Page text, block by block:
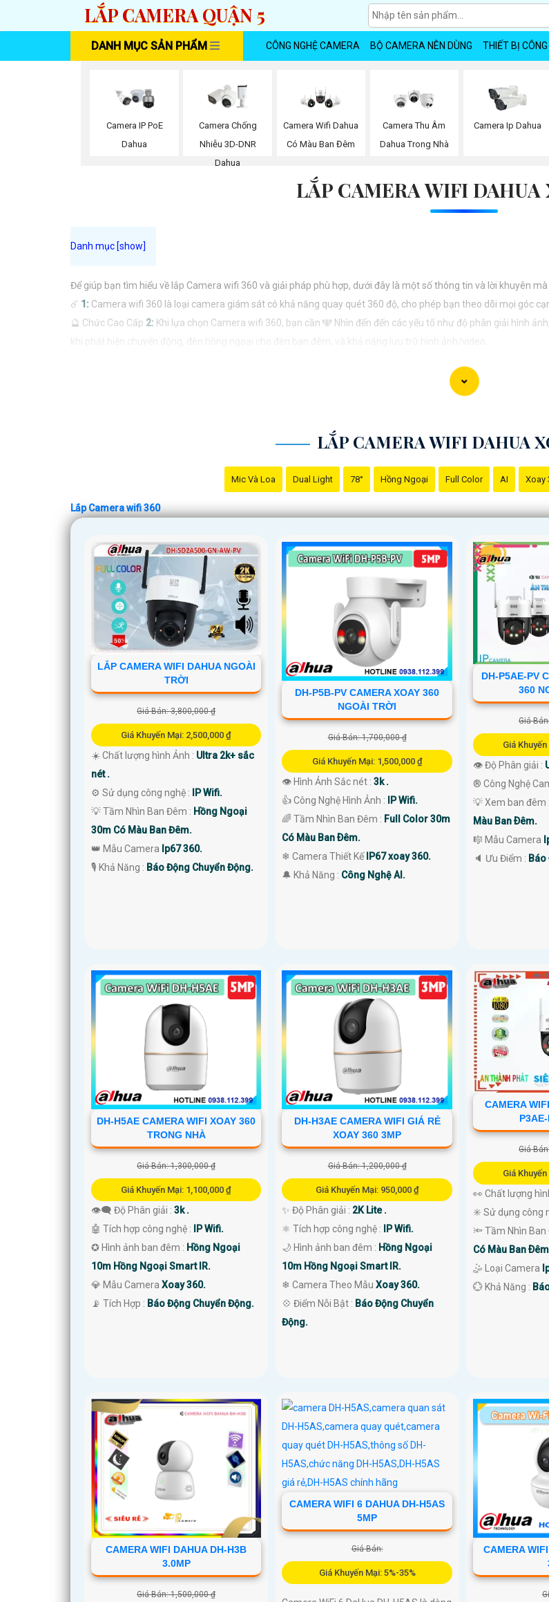
LẮP CAMERA QUẬN 5
DANH MỤC SẢN PHẨM CÔNG NGHỆ CAMERA BỘ CAMERA NÊN DÙNG THIẾT BỊ CÔNG
Camera IP PoE
Dahua
Camera Chống
Nhiễu 3D-DNR
Dahua
Camera Wifi Dahua
Có Màu Ban Đêm
Camera Thu Âm
Dahua Trong Nhà
Camera Ip Dahua
LẮP CAMERA WIFI DAHUA
Để giúp bạn tìm hiểu về lắp Camera wifi 360 và giải pháp phù hợp, dưới đây là một số thông tin và lời khuyên
☄️ 1: Camera wifi 360 là loại camera giám sát có khả năng quay quét 360 độ, cho phép bạn theo dõi mọi góc
🔮 Chức Cao Cấp 2: Khi lựa chọn Camera wifi 360, bạn cần 🕎 Nhìn đến đến các yếu tố như độ phân giải hình
khi phát hiện chuyển động, đèn hồng ngoại cho đèn ban đêm, và khả năng lưu trữ hình ảnh/video.
Trước khi mua và lắp đặt Camera wifi 360, bạn nên tìm hiểu kỹ về các sản phẩm có sẵn trên thị trường,
Hy vọng những thông tin trên sẽ giúp bạn có cái nhìn tổng quan về lắp Camera wifi 360 và giải pháp phù hợp
LẮP CAMERA WIFI DAHUA
Mic Và Loa Dual Light 78° Hồng Ngoại Full Color AI Xoay
Lắp Camera wifi 360
LẮP CAMERA WIFI DAHUA NGOÀI
TRỜI
Giá Bán: 3,800,000 ₫
Giá Khuyến Mại: 2,500,000 ₫
☀️ Chất lượng hình Ảnh : Ultra 2k+ sắc
nét .
⚙ Sử dụng công nghệ :
IP Wifi.
💡 Tầm Nhìn Ban Đêm : Hồng Ngoại
30m Có Màu Ban Đêm.
👑 Mẫu Camera Ip67 360.
️🎙 Khả Năng : Báo Động Chuyển Động.
DH-P5B-PV CAMERA XOAY 360
NGOÀI TRỜI
Giá Bán: 1,700,000 ₫
Giá Khuyến Mại: 1,500,000 ₫
👁 Hình Ảnh Sắc nét :3k .
👍 Công Nghệ Hình Ảnh :
IP Wifi.
🌈 Tầm Nhìn Ban Đêm : Full Color 30m
Có Màu Ban Ðêm.
❄ Camera Thiết Kế IP67 xoay 360.
️🔔 Khả Năng : Công Nghệ AI.
DH-P5AE-PV
360
Giá
Giá
👁 Độ Phân giải :
®️ Công Nghệ
💡 Xem ban đêm :
Màu Ban Ðêm.
🎼️ Mẫu Camera
️🔈 Ưu Điểm :
DH-H5AE CAMERA WIFI XOAY 360
TRONG NHÀ
Giá Bán: 1,300,000 ₫
Giá Khuyến Mại: 1,100,000 ₫
👁️‍🗨 Độ Phân giải : 3k .
🤖️ Tích hợp công nghệ :
IP Wifi.
✪ Hình ảnh ban đêm : Hồng Ngoại
10m Hồng Ngoại Smart IR.
💎 Mẫu Camera Xoay 360.
️📡 Tích Hợp : Báo Động Chuyển Động.
DH-H3AE CAMERA WIFI GIÁ RẺ
XOAY 360 3MP
Giá Bán: 1,200,000 ₫
Giá Khuyến Mại: 950,000 ₫
✨ Độ Phân giải : 2K Lite .
⚛️ Tích hợp công nghệ :
IP Wifi.
🌙 Hình ảnh ban đêm : Hồng Ngoại
10m Hồng Ngoại Smart IR.
❄ Camera Theo MẫuXoay 360.
️💠 Điểm Nỗi Bật : Báo Động Chuyển
Động.
CAMERA
Giá
Giá
👀 Chất lượng
✳️ Sử dụng công
🔦 Tầm Nhìn Ban
Có Màu Ban
🤹 Loại Camera
️💮 Khả Năng :
CAMERA WIFI DAHUA DH-H3B
3.0MP
Giá Bán: 1,500,000 ₫
CAMERA WIFI 6 DAHUA DH-H5AS
5MP
Giá Bán:
Giá Khuyến Mại: 5%-35%
CAMERA